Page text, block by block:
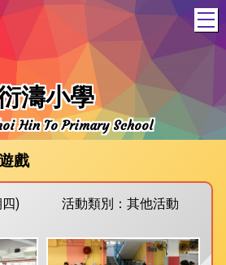
濤小學
Hin To Primary School
戲
) 活動類別：其他活動